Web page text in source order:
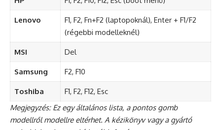
Lenovo
F1, F2, Fn+F2 (laptopoknál), Enter + F1/F2
(régebbi modelleknél)
MSI Del
Samsung F2, F10
Toshiba
F1, F2, F12, Esc
Megjegyzés: Ez egy általános lista, a pontos gomb
modellről modellre eltérhet. A kézikönyv vagy a gyártó